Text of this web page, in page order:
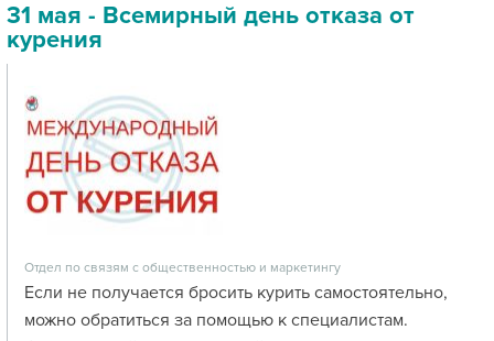
31 мая - Всемирный день отказа от
курения
Отдел по связям с общественностью и маркетингу
Если не получается бросить курить самостоятельно,
можно обратиться за помощью к специалистам.